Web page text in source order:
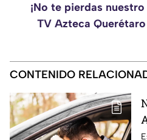
¡No te pierdas
TV Azteca
CONTENIDO